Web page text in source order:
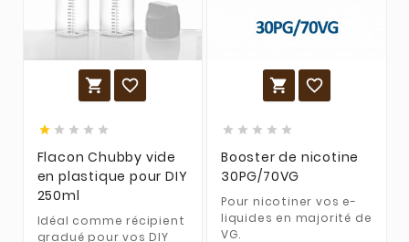
 
    
Flacon Chubby vide
en plastique pour DIY
250ml
Idéal comme récipient
gradué pour vos DIY
 
    
Booster de nicotine
30PG/70VG
Pour nicotiner vos e-
liquides en majorité de
VG.